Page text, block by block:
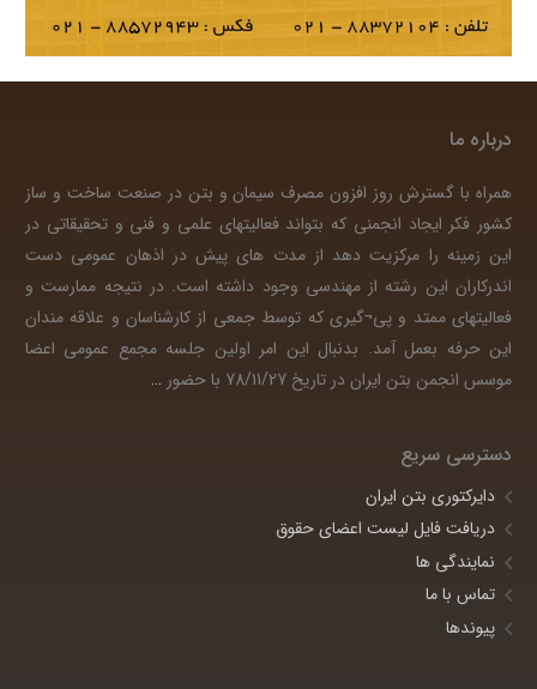
درباره ما
همراه با گسترش روز افزون مصرف سیمان و بتن در صنعت ساخت و ساز
کشور فکر ایجاد انجمنی که بتواند فعالیتهای علمی و فنی و تحقیقاتی در
این زمینه را مرکزیت دهد از مدت های پیش در اذهان عمومی دست
اندرکاران این رشته از مهندسی وجود داشته است. در نتیجه ممارست و
فعالیتهای ممتد و پی¬گیری که توسط جمعی از کارشناسان و علاقه مندان
این حرفه بعمل آمد. بدنبال این امر اولین جلسه مجمع عمومی اعضا
موسس انجمن بتن ایران در تاریخ 78/11/27 با حضور
…
دسترسی سریع
دایرکتوری بتن ایران
دریافت فایل لیست اعضای حقوق
نمایندگی ها
تماس با ما
پیوندها